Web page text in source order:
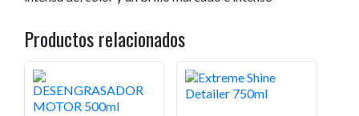
Productos relacionados